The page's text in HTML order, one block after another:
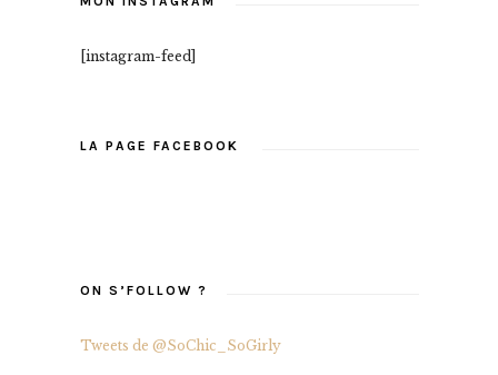
[instagram-feed]
LA PAGE FACEBOOK
ON S’FOLLOW ?
Tweets de @SoChic_SoGirly